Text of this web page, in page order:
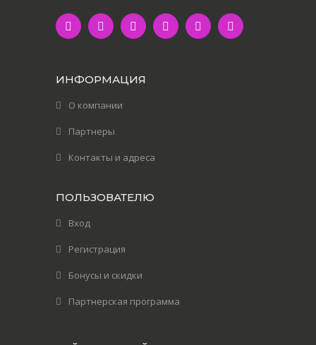
ИНФОРМАЦИЯ
О компании
Партнеры
Контакты и адреса
ПОЛЬЗОВАТЕЛЮ
Вход
Регистрация
Бонусы и скидки
Партнерская программа